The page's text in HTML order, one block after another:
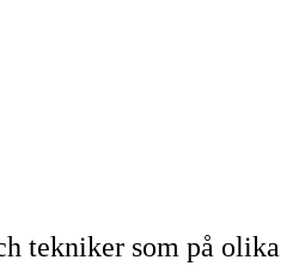
tekniker som på olika